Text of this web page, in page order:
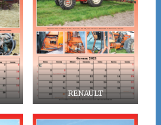
RENAULT